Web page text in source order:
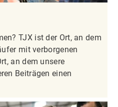
TJX ist der Ort, an dem
mit verborgenen
an dem unsere
Beiträgen einen